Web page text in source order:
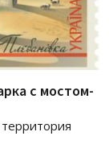
с мостом-